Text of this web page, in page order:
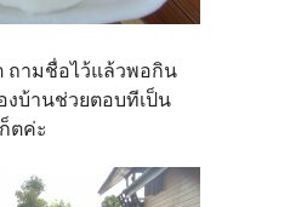
ถามชื่อไว้แล้วพอกิน
งบ้านช่วยตอบทีเป็น
ตค่ะ